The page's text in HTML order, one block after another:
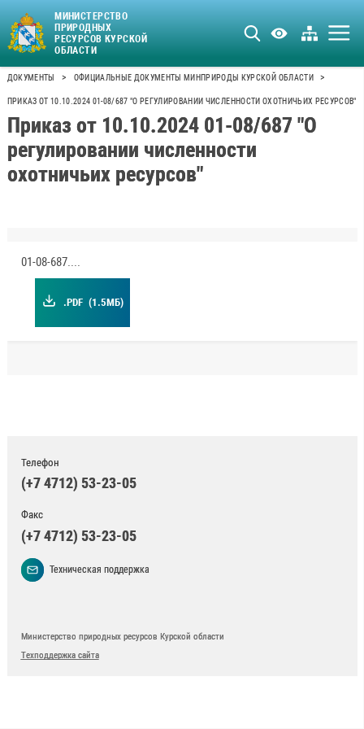
МИНИСТЕРСТВО
ПРИРОДНЫХ
РЕСУРСОВ КУРСКОЙ
ОБЛАСТИ
ДОКУМЕНТЫ > ОФИЦИАЛЬНЫЕ ДОКУМЕНТЫ МИНПРИРОДЫ КУРСКОЙ ОБЛАСТИ >
ПРИКАЗ ОТ 10.10.2024 01-08/687 "О РЕГУЛИРОВАНИИ ЧИСЛЕННОСТИ ОХОТНИЧЬИХ РЕСУРСОВ"
Приказ от 10.10.2024 01-08/687 "О
регулировании численности
охотничьих ресурсов"
01-08-687.pdf
.PDF (1.5МБ)
Телефон
(+7 4712) 53-23-05
Факс
(+7 4712) 53-23-05
Техническая поддержка
Министерство природных ресурсов Курской области
Техподдержка сайта